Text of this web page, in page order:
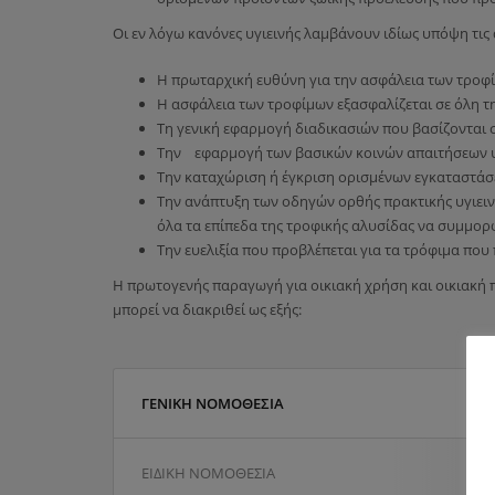
Οι εν λόγω κανόνες υγιεινής λαμβάνουν ιδίως υπόψη
Η πρωταρχική ευθύνη για την ασφάλεια των
Η ασφάλεια των τροφίμων εξασφαλίζεται σε όλη
Τη γενική εφαρμογή διαδικασιών που βασίζονται
Την εφαρμογή των βασικών κοινών απαιτήσεων
Την καταχώριση ή έγκριση ορισμένων
Την ανάπτυξη των οδηγών ορθής πρακτικής
όλα τα επίπεδα της τροφικής αλυσίδας να
Την ευελιξία που προβλέπεται για τα τρόφιμα
Η πρωτογενής παραγωγή για οικιακή χρήση και
μπορεί να διακριθεί ως εξής:
ΓΕΝΙΚΗ ΝΟΜΟΘΕΣΙΑ
ΕΙΔΙΚΗ ΝΟΜΟΘΕΣΙΑ